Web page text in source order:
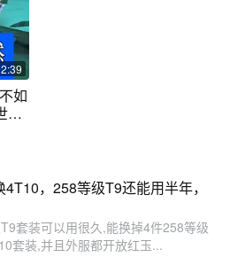
如
界
圣
，258等级T9还能用半年，
套装可以用很久,能换掉4件258等级
套装,并且外服都开放红玉...